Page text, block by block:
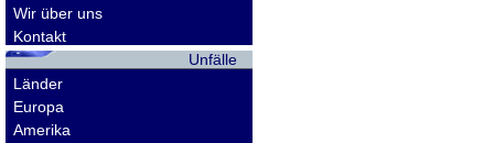
Wir über uns
Kontakt
Unfälle
Länder
Europa
Amerika